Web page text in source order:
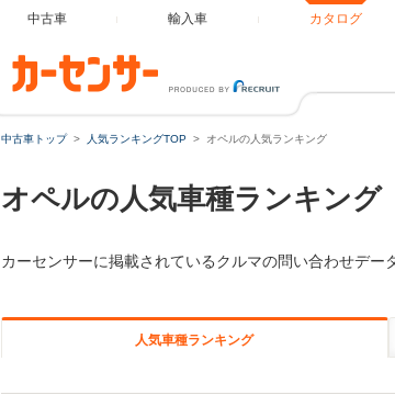
中古車 輸入車 カタログ
中古車トップ 人気ランキングTOP オペルの人気ランキング
オペルの人気車種ランキング
カーセンサーに掲載されているクルマの問い合わせデ
人気車種ランキング